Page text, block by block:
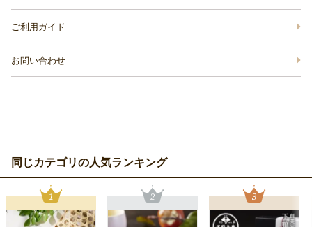
ご利用ガイド
お問い合わせ
同じカテゴリの人気ランキング